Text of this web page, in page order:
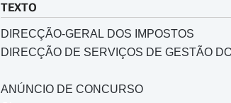
TEXTO
DIRECÇÃO-GERAL DOS IMPOSTOS
DIRECÇÃO DE SERVIÇOS DE GESTÃO
ANÚNCIO DE CONCURSO